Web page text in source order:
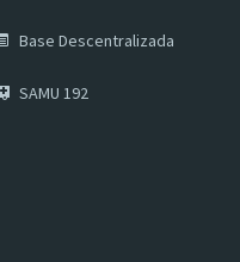
Base Descentralizada
SAMU 192